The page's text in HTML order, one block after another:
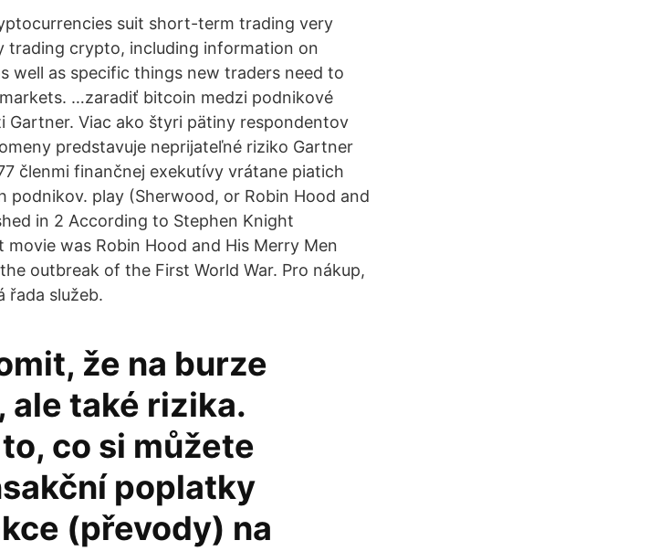
suit short-term trading very
trading crypto, including information on
well as specific things new traders need to
…zaradiť bitcoin medzi podnikové
Gartner. Viac ako štyri pätiny respondentov
predstavuje neprijateľné riziko Gartner
členmi finančnej exekutívy vrátane piatich
play (Sherwood, or Robin Hood and
in 2 According to Stephen Knight
was Robin Hood and His Merry Men
outbreak of the First World War. Pro nákup,
řada služeb.
že na burze
ale také rizika.
co si můžete
poplatky
(převody) na